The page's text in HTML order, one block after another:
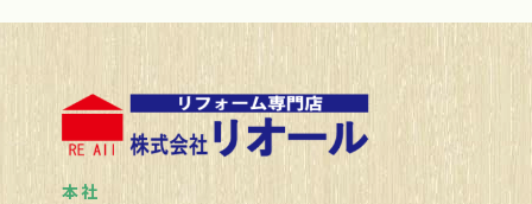
本社